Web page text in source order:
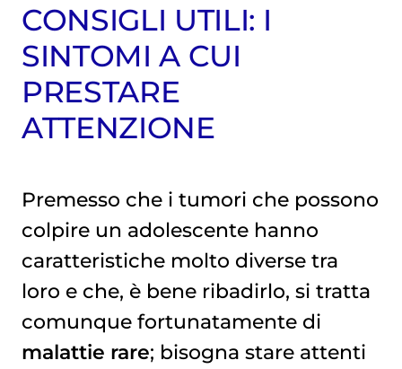
CONSIGLI UTILI: I
SINTOMI A CUI
PRESTARE
ATTENZIONE
Premesso che i tumori che possono
colpire un adolescente hanno
caratteristiche molto diverse tra
loro e che, è bene ribadirlo, si tratta
comunque fortunatamente di
malattie rare; bisogna stare attenti